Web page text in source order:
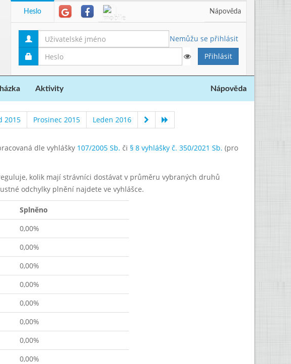
Heslo Nápověda
Nemůžu se přihlásit
Aktivity Nápověda
2015 Prosinec 2015 Leden 2016
dle vyhlášky 107/2005 Sb. či § 8 vyhlášky č. 350/2021 Sb. (pro
kolik mají strávníci dostávat v průměru vybraných druhů
odchylky plnění najdete ve vyhlášce.
Splněno
0,00%
0,00%
0,00%
0,00%
0,00%
0,00%
0,00%
0,00%